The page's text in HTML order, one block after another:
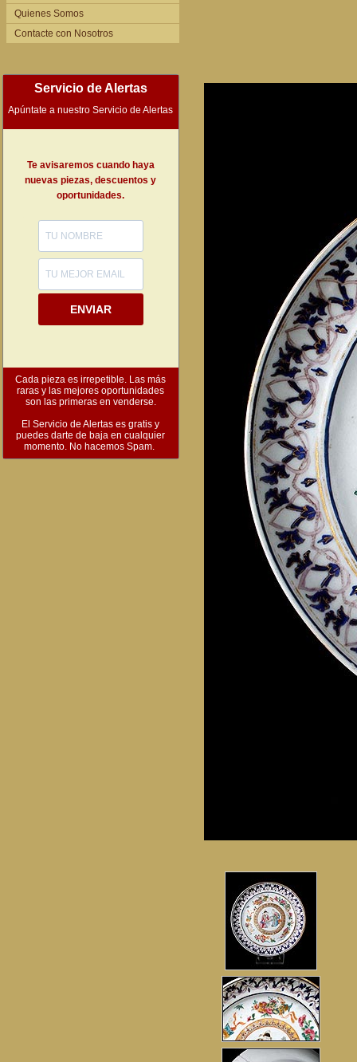
Quienes Somos
Contacte con Nosotros
Servicio de Alertas
Apúntate a nuestro Servicio de Alertas
Te avisaremos cuando haya
nuevas piezas, descuentos y
oportunidades.
ENVIAR
Cada pieza es irrepetible. Las más
raras y las mejores oportunidades
son las primeras en venderse.
El Servicio de Alertas es gratis y
puedes darte de baja en cualquier
momento. No hacemos Spam.